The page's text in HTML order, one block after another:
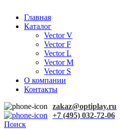
Главная
Каталог
Vector V
Vector F
Vector L
Vector M
Vector S
О компании
Контакты
zakaz@optiplay.ru
+7 (495) 032-72-06
Поиск